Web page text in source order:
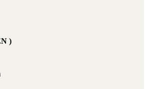
)